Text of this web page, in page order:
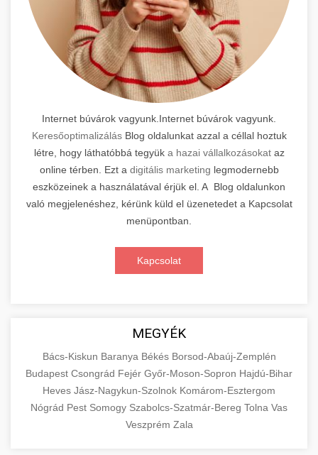
Internet búvárok vagyunk.Internet búvárok vagyunk.
KeresőoptimalizálásBlog oldalunkat azzal a céllal hoztuk
létre, hogy láthatóbbá tegyük a hazai vállalkozásokataz
online térben. Ezt a digitális marketing legmodernebb
eszközeinek a használatával érjük el. A Blog oldalunkon
való megjelenéshez, kérünk küld el üzenetedet a Kapcsolat
menüpontban.
Kapcsolat
MEGYÉK
Bács-Kiskun Baranya Békés Borsod-Abaúj-Zemplén
Budapest Csongrád Fejér Győr-Moson-Sopron Hajdú-Bihar
Heves Jász-Nagykun-Szolnok Komárom-Esztergom
Nógrád Pest Somogy Szabolcs-Szatmár-Bereg Tolna Vas
Veszprém Zala